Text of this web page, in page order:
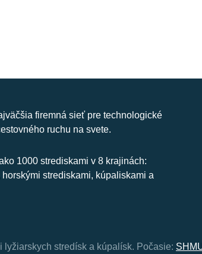
firemná sieť pre technologické
ruchu na svete.
1000 strediskami v 8 krajinách:
strediskami, kúpaliskami a
lyžiarskych stredísk a kúpalísk. Počasie: